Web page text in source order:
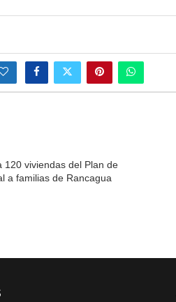
120 viviendas del Plan de
a familias de Rancagua